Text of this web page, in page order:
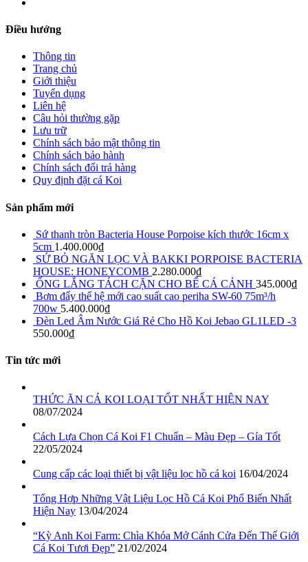
Điều hướng
Thông tin
Trang chủ
Giới thiệu
Tuyển dụng
Liên hệ
Câu hỏi thường gặp
Lưu trữ
Chính sách bảo mật thông tin
Chính sách bảo hành
Chính sách đổi trả hàng
Quy định đặt cá Koi
Sản phẩm mới
Sứ thanh tròn Bacteria House Porpoise kích thước 16cm x
5cm 1.400.000₫
SỨ BỎ NGĂN LỌC VÀ BAKKI PORPOISE BACTERIA
HOUSE: HONEYCOMB 2.280.000₫
ỐNG LẮNG TÁCH CẶN CHO BỂ CÁ CẢNH 345.000₫
Bơm đẩy thế hệ mới cao suất cao periha SW-60 75m³/h
700w 5.400.000₫
Đèn Led Âm Nước Giá Rẻ Cho Hồ Koi Jebao GL1LED -3
550.000₫
Tin tức mới
THỨC ĂN CÁ KOI LOẠI TỐT NHẤT HIỆN NAY
08/07/2024
Cách Lựa Chọn Cá Koi F1 Chuẩn – Màu Đẹp – Gía Tốt
22/05/2024
Cung cấp các loại thiết bị vật liệu lọc hồ cá koi 16/04/2024
Tổng Hợp Những Vật Liệu Lọc Hồ Cá Koi Phổ Biến Nhất
Hiện Nay 13/04/2024
“Kỳ Anh Koi Farm: Chìa Khóa Mở Cánh Cửa Đến Thế Giới
Cá Koi Tươi Đẹp” 21/02/2024